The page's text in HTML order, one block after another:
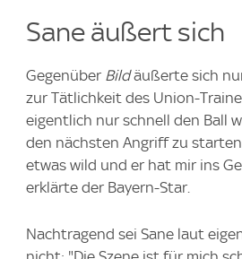
Sane äußert sich
Gegenüber Bildäußerte sich
zur Tätlichkeit des Union-
eigentlich nur schnell den Ball
den nächsten Angriff zu
etwas wild und er hat mir ins
erklärte der Bayern-Star.
Nachtragend sei Sane laut